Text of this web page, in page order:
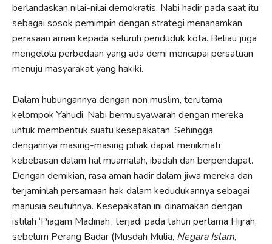
berlandaskan nilai-nilai demokratis. Nabi hadir pada saat itu
sebagai sosok pemimpin dengan strategi menanamkan
perasaan aman kepada seluruh penduduk kota. Beliau juga
mengelola perbedaan yang ada demi mencapai persatuan
menuju masyarakat yang hakiki.
Dalam hubungannya dengan non muslim, terutama
kelompok Yahudi, Nabi bermusyawarah dengan mereka
untuk membentuk suatu kesepakatan. Sehingga
dengannya masing-masing pihak dapat menikmati
kebebasan dalam hal muamalah, ibadah dan berpendapat.
Dengan demikian, rasa aman hadir dalam jiwa mereka dan
terjaminlah persamaan hak dalam kedudukannya sebagai
manusia seutuhnya. Kesepakatan ini dinamakan dengan
istilah ‘Piagam Madinah’, terjadi pada tahun pertama Hijrah,
sebelum Perang Badar (Musdah Mulia, Negara Islam,